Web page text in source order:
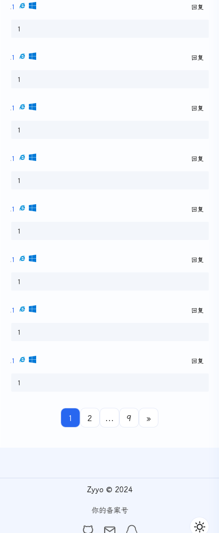
1 回复
1
1 回复
1
1 回复
1
1 回复
1
1 回复
1
1 回复
1
1 回复
1
1 回复
1
1 2 ... 9 »
Zyyo © 2024
你的备案号